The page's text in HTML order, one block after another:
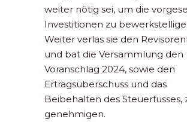
weiter nötig sei, um die
Investitionen zu
Weiter verlas sie den
und bat die Versammlung den
Voranschlag 2024, sowie den
Ertragsüberschuss und das
Beibehalten des Steuerfusses,
genehmigen.